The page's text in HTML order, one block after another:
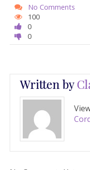
No Comments
100
0
0
Written by